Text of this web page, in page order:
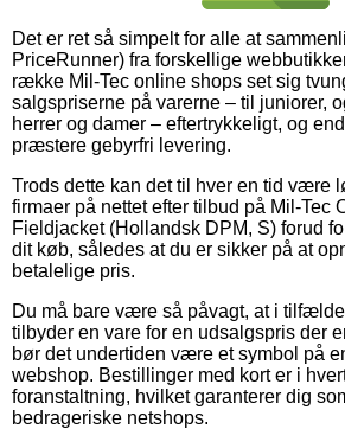
Det er ret så simpelt for alle at
PriceRunner) fra forskellige
række Mil-Tec online shops set sig
salgspriserne på varerne – til juniorer,
herrer og damer – eftertrykkeligt, og
præstere gebyrfri levering.
Trods dette kan det til hver en tid være
firmaer på nettet efter tilbud på Mil-Tec
Fieldjacket (Hollandsk DPM, S) forud
dit køb, således at du er sikker på at
betalelige pris.
Du må bare være så påvagt, at i
tilbyder en vare for en udsalgspris der
bør det undertiden være et symbol på
webshop. Bestillinger med kort er i
foranstaltning, hvilket garanterer dig
bedrageriske netshops.